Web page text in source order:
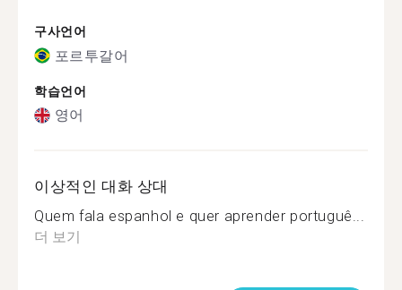
구사언어
포르투갈어
학습언어
영어
이상적인 대화 상대
Quem fala espanhol e quer aprender portuguê...
더 보기